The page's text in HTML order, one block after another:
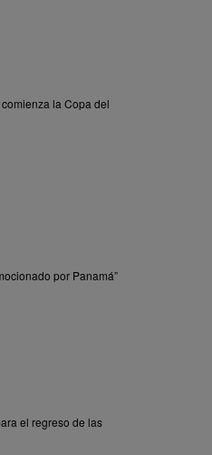
la Copa del
por Panamá”
el regreso de las